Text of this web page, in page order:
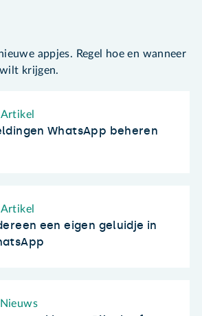
appjes. Regel hoe en wanneer
krijgen.
Artikel
WhatsApp beheren
Artikel
een eigen geluidje in
Nieuws